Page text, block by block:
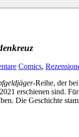
Suchen
Comics,
-Reihe, der
erschienen sind.
Die Geschichte